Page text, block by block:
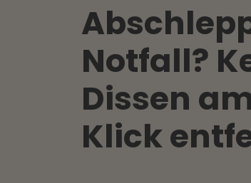
Notfall?
Dissen
Klick